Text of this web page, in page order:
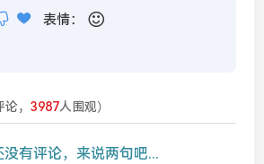
表情：
论， 3987人围观）
没有评论，来说两句吧...